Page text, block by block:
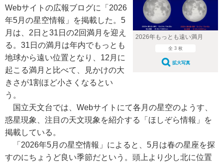
2026年もっとも遠い満月
全 3 枚
拡大写真
Webサイトの広報ブログに「2026
年5月の星空情報」を掲載した。5
月は、2日と31日の2回満月を迎え
る。31日の満月は年内でもっとも
地球から遠い位置となり、12月に
起こる満月と比べて、見かけの大
きさが1割ほど小さくなるとい
う。
国立天文台では、Webサイトにて各月の星空のようす、
惑星現象、注目の天文現象を紹介する「ほしぞら情報」を
掲載している。
「2026年5月の星空情報」によると、5月は春の星座を探
すのにちょうど良い季節だという。頭上より少し北に位置